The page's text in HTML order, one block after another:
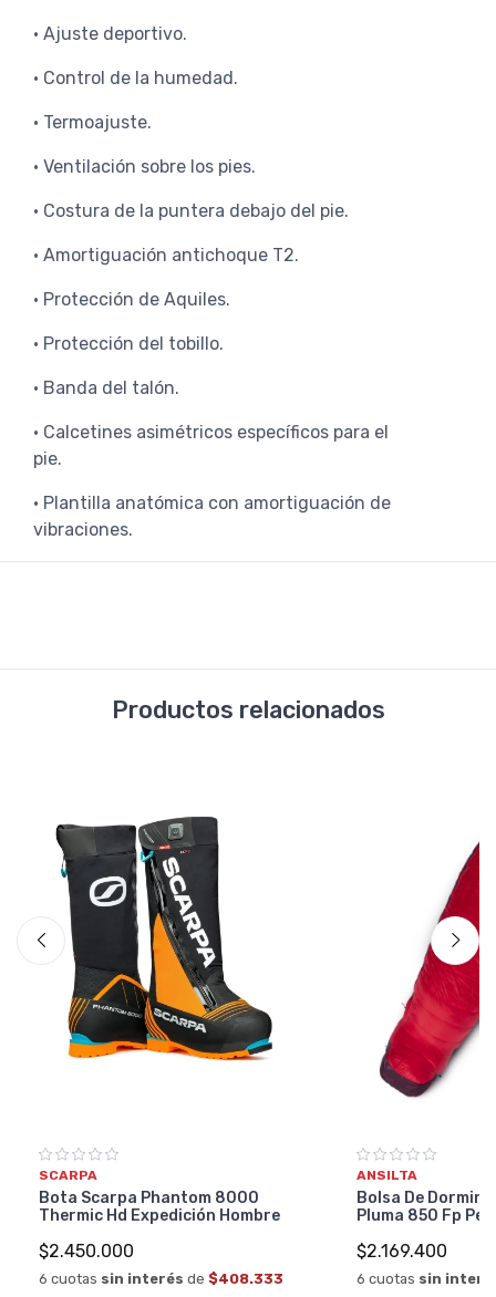
• Ajuste deportivo.
• Control de la humedad.
• Termoajuste.
• Ventilación sobre los pies.
• Costura de la puntera debajo del pie.
• Amortiguación antichoque T2.
• Protección de Aquiles.
• Protección del tobillo.
• Banda del talón.
• Calcetines asimétricos específicos para el
pie.
• Plantilla anatómica con amortiguación de
vibraciones.
Productos relacionados
SCARPA
Bota Scarpa Phantom 8000
Thermic Hd Expedición Hombre
$2.450.000
6 cuotas sin interés de $408.333
ANSILTA
Bolsa De Dormir
Pluma 850 Fp
$2.169.400
6 cuotas sin